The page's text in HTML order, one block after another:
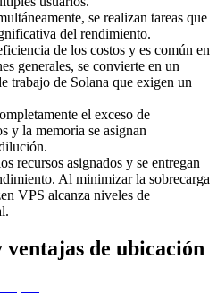
se realizan tareas que
del rendimiento.
de los costos y es común en
generales, se convierte en un
trabajo de Solana que exigen un
el exceso de
y la memoria se asignan
recursos asignados y se entregan
Al minimizar la sobrecarga
VPS alcanza niveles de
ventajas de ubicación